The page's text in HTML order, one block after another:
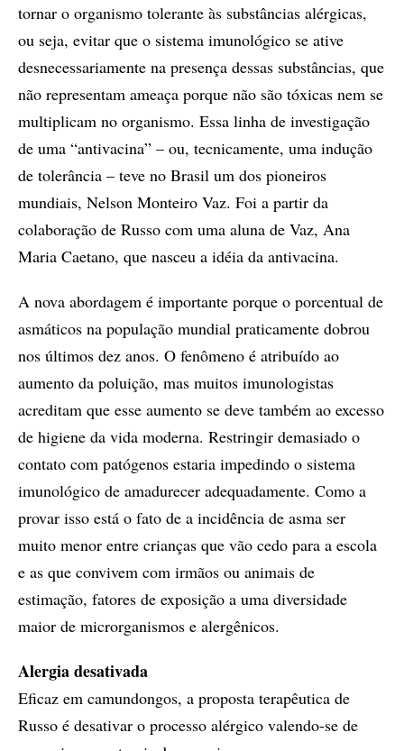
tornar o organismo tolerante às substâncias alérgicas,
ou seja, evitar que o sistema imunológico se ative
desnecessariamente na presença dessas substâncias, que
não representam ameaça porque não são tóxicas nem se
multiplicam no organismo. Essa linha de investigação
de uma “antivacina” – ou, tecnicamente, uma indução
de tolerância – teve no Brasil um dos pioneiros
mundiais, Nelson Monteiro Vaz. Foi a partir da
colaboração de Russo com uma aluna de Vaz, Ana
Maria Caetano, que nasceu a idéia da antivacina.
A nova abordagem é importante porque o porcentual de
asmáticos na população mundial praticamente dobrou
nos últimos dez anos. O fenômeno é atribuído ao
aumento da poluição, mas muitos imunologistas
acreditam que esse aumento se deve também ao excesso
de higiene da vida moderna. Restringir demasiado o
contato com patógenos estaria impedindo o sistema
imunológico de amadurecer adequadamente. Como a
provar isso está o fato de a incidência de asma ser
muito menor entre crianças que vão cedo para a escola
e as que convivem com irmãos ou animais de
estimação, fatores de exposição a uma diversidade
maior de microrganismos e alergênicos.
Alergia desativada
Eficaz em camundongos, a proposta terapêutica de
Russo é desativar o processo alérgico valendo-se de